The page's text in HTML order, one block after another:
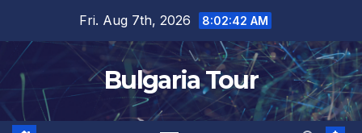
content
Fri. Aug 7th, 2026 8:02:42 AM
Bulgaria Tour